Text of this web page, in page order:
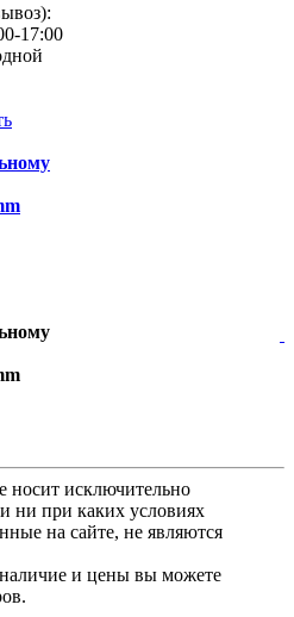
17:00
носит исключительно
ни при каких условиях
на сайте, не являются
и цены вы можете